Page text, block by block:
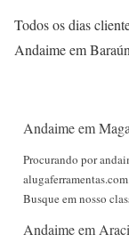
Todos os dias
Andaime em
Andaime em
Procurando por
Busque em nosso
Andaime em Araci